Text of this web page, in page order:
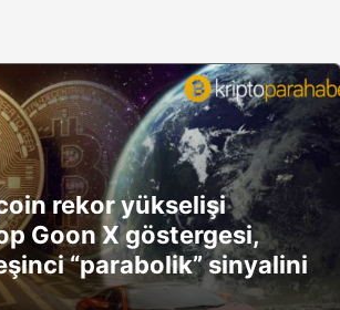
rekor yükselişi
Goon X göstergesi,
“parabolik” sinyalini